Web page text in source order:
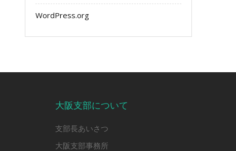
WordPress.org
大阪支部について
支部長あいさつ
大阪支部事務所